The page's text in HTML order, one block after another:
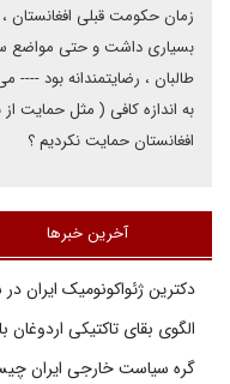
زمان حکومت قبلی افغانستان
بسیاری داشت و حتی مواضع
طالبان ، رضایتمندانه بود
به اندازه کافی ( مثل حمایت
افغانستان حمایت نکردیم ؟
آخرین خبرها
دکترین ژئواکونومیک ایران
الگوی بقای تاکتیکی اردوغان
گره سیاست خارجی ایران